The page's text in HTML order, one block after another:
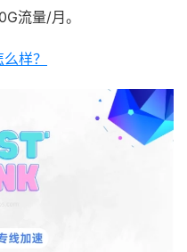
流量/月。
样？